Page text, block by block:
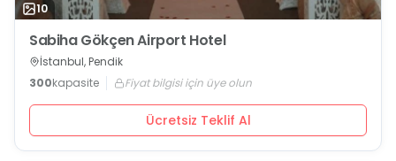
10
Sabiha Gökçen Airport Hotel
İstanbul, Pendik
300kapasite Fiyat bilgisi için üye olun
Ücretsiz Teklif Al